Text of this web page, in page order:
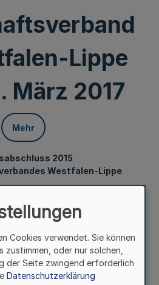
Lippe
März 2017
Mehr
2015
Westfalen-Lippe
Lippe
22. März 2017
Westfalen-
2016 über den Jahresabschluss
Cookies verwendet. Sie können
zustimmen, oder nur solchen,
der Seite zwingend erforderlich
Datenschutzerklärung